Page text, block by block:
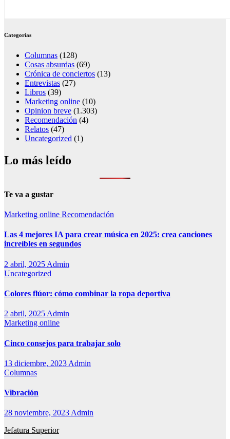
Categorías
Columnas (128)
Cosas absurdas (69)
Crónica de conciertos (13)
Entrevistas (27)
Libros (39)
Marketing online (10)
Opinion breve (1.303)
Recomendación (4)
Relatos (47)
Uncategorized (1)
Lo más leído
Te va a gustar
Marketing online Recomendación
Las 4 mejores IA para crear música en 2025: crea canciones
increíbles en segundos
2 abril, 2025 Admin
Uncategorized
Colores flúor: cómo combinar la ropa deportiva
2 abril, 2025 Admin
Marketing online
Cinco consejos para trabajar solo
13 diciembre, 2023 Admin
Columnas
Vibración
28 noviembre, 2023 Admin
Jefatura Superior